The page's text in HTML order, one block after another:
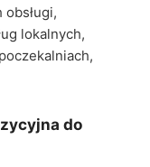
lokalnych,
do